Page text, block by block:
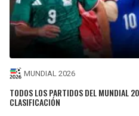
MUNDIAL 2026
TODOS LOS PARTIDOS DEL MUNDIAL
CLASIFICACIÓN